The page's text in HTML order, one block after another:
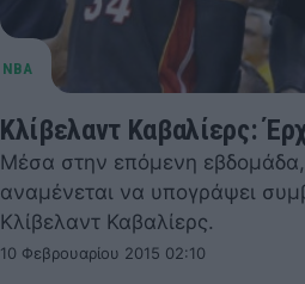
Κλίβελαντ Καβαλίερς:
Μέσα στην επόμενη
αναμένεται να υπογράψει
Κλίβελαντ Καβαλίερς.
10 Φεβρουαρίου 2015 02:10